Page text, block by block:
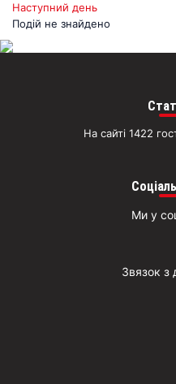
Наступний день
Подій не знайдено
На сайті 1422
Ми у
Звязок з